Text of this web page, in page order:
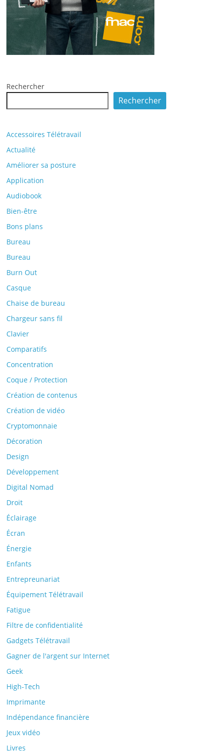
Rechercher
Rechercher
Accessoires Télétravail
Actualité
Améliorer sa posture
Application
Audiobook
Bien-être
Bons plans
Bureau
Bureau
Burn Out
Casque
Chaise de bureau
Chargeur sans fil
Clavier
Comparatifs
Concentration
Coque / Protection
Création de contenus
Création de vidéo
Cryptomonnaie
Décoration
Design
Développement
Digital Nomad
Droit
Éclairage
Écran
Énergie
Enfants
Entrepreunariat
Équipement Télétravail
Fatigue
Filtre de confidentialité
Gadgets Télétravail
Gagner de l'argent sur Internet
Geek
High-Tech
Imprimante
Indépendance financière
Jeux vidéo
Livres